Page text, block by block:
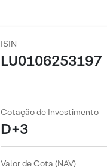
ISIN
LU0106253197
Cotação de Investimento
D+3
Valor de Cota (NAV)